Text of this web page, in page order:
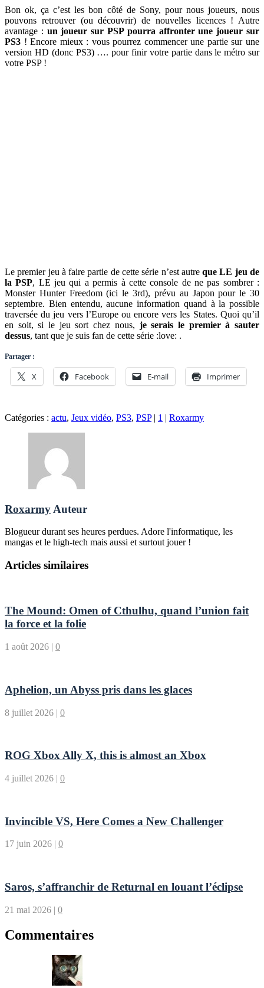
Bon ok, ça c’est les bon côté de Sony, pour nous joueurs, nous
pouvons retrouver (ou découvrir) de nouvelles licences ! Autre
avantage : un joueur sur PSP pourra affronter une joueur sur
PS3 ! Encore mieux : vous pourrez commencer une partie sur une
version HD (donc PS3) …. pour finir votre partie dans le métro sur
votre PSP !
Le premier jeu à faire partie de cette série n’est autreque LE jeu de
la PSP, LE jeu qui a permis à cette console de ne pas sombrer :
Monster Hunter Freedom (ici le 3rd), prévu au Japon pour le 30
septembre. Bien entendu, aucune information quand à la possible
traversée du jeu vers l’Europe ou encore vers les States. Quoi qu’il
en soit, si le jeu sort chez nous, je serais le premier à sauter
dessus, tant que je suis fan de cette série :love: .
Partager :
X Facebook E-mail Imprimer
Catégories : actu, Jeux vidéo, PS3, PSP | 1 | Roxarmy
Roxarmy Auteur
Blogueur durant ses heures perdues. Adore l'informatique, les
mangas et le high-tech mais aussi et surtout jouer !
Articles similaires
The Mound: Omen of Cthulhu, quand l’union fait
la force et la folie
1 août 2026 | 0
Aphelion, un Abyss pris dans les glaces
8 juillet 2026 | 0
ROG Xbox Ally X, this is almost an Xbox
4 juillet 2026 | 0
Invincible VS, Here Comes a New Challenger
17 juin 2026 | 0
Saros, s’affranchir de Returnal en louant l’éclipse
21 mai 2026 | 0
Commentaires